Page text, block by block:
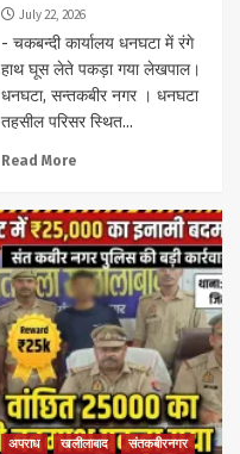
July 22, 2026
- चकबन्दी कार्यालय धनघटा में रंगे
हाथ घूस लेते पकड़ा गया लेखपाल।
धनघटा, सन्तकबीर नगर । धनघटा
तहसील परिसर स्थित...
Read More
अपराध खलीलाबाद संतकबीरनगर